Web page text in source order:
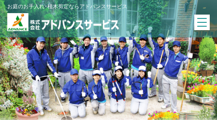
お庭のお手入れ･植木剪定ならアドバンスサービス